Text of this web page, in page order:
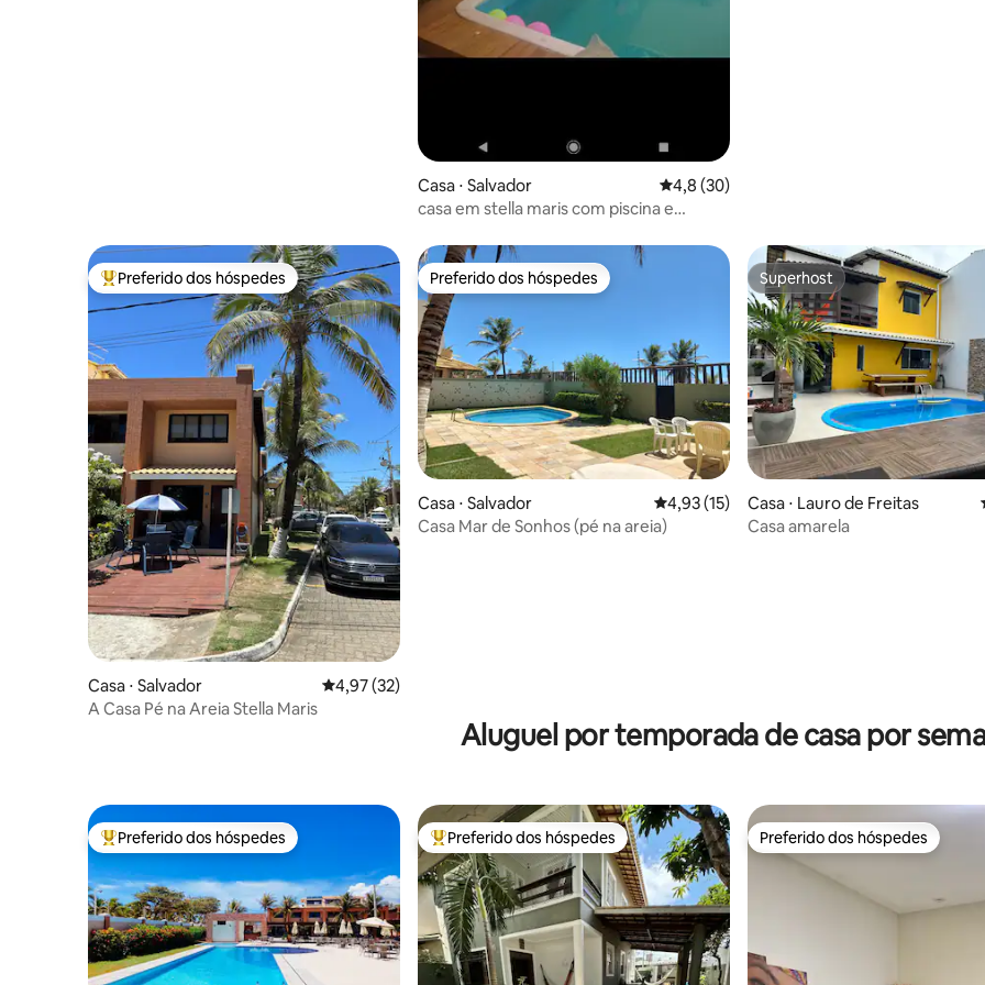
Casa ⋅ Salvador 4,8 de uma avaliação média de 5, 30
4,8 (30)
casa em stella maris com piscina e
Entre os melhores preferidos dos hóspedes
Preferido dos hóspedes
Casa ⋅ Salvador 4,97 de uma avaliação média de 5, 32 avaliações
4,97 (32)
A Casa Pé na Areia Stella Maris
Preferido dos hóspedes
Preferido dos hóspedes
Casa ⋅ Salvador 4,93 de uma avaliação média de 5, 15
4,93 (15)
Casa Mar de Sonhos (pé na areia)
Superhost
Superhost
Casa ⋅ Lauro de Freitas
Casa amarela
Aluguel por temporada de casa por
Entre os melhores preferidos dos hóspedes
Preferido dos hóspedes Entre os melhores preferidos dos hóspedes
Preferido dos hóspedes Preferido dos hóspedes
Preferido dos hóspedes